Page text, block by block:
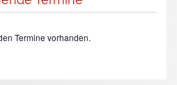
Termine vorhanden.